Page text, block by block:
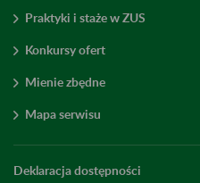
Praktyki i staże w ZUS
Konkursy ofert
Mienie zbędne
Mapa serwisu
Deklaracja dostępności